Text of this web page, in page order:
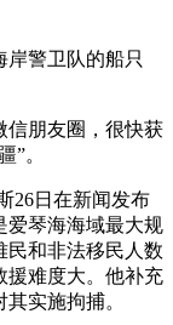
岸警卫队的船只
信朋友圈，很快获
”。
26日在新闻发布
爱琴海海域最大规
民和非法移民人数
援难度大。他补充
实施拘捕。